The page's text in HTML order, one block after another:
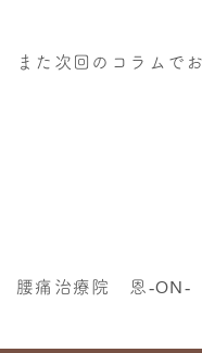
また次回のコラムで
腰痛治療院 恩